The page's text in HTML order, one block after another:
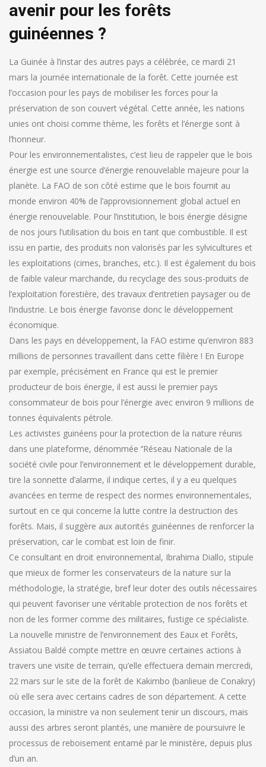
avenir pour les forêts
guinéennes ?
La Guinée à l’instar des autres pays a célébrée, ce mardi 21
mars la journée internationale de la forêt. Cette journée est
l’occasion pour les pays de mobiliser les forces pour la
préservation de son couvert végétal. Cette année, les nations
unies ont choisi comme thème, les forêts et l’énergie sont à
l’honneur.
Pour les environnementalistes, c’est lieu de rappeler que le bois
énergie est une source d’énergie renouvelable majeure pour la
planète. La FAO de son côté estime que le bois fournit au
monde environ 40% de l’approvisionnement global actuel en
énergie renouvelable. Pour l’institution, le bois énergie désigne
de nos jours l’utilisation du bois en tant que combustible. Il est
issu en partie, des produits non valorisés par les sylvicultures et
les exploitations (cimes, branches, etc.). Il est également du bois
de faible valeur marchande, du recyclage des sous-produits de
l’exploitation forestière, des travaux d’entretien paysager ou de
l’industrie. Le bois énergie favorise donc le développement
économique.
Dans les pays en développement, la FAO estime qu’environ 883
millions de personnes travaillent dans cette filière ! En Europe
par exemple, précisément en France qui est le premier
producteur de bois énergie, il est aussi le premier pays
consommateur de bois pour l’énergie avec environ 9 millions de
tonnes équivalents pétrole.
Les activistes guinéens pour la protection de la nature réunis
dans une plateforme, dénommée ‘’Réseau Nationale de la
société civile pour l’environnement et le développement durable,
tire la sonnette d’alarme, il indique certes, il y a eu quelques
avancées en terme de respect des normes environnementales,
surtout en ce qui concerne la lutte contre la destruction des
forêts. Mais, il suggère aux autorités guinéennes de renforcer la
préservation, car le combat est loin de finir.
Ce consultant en droit environnemental, Ibrahima Diallo, stipule
que mieux de former les conservateurs de la nature sur la
méthodologie, la stratégie, bref leur doter des outils nécessaires
qui peuvent favoriser une véritable protection de nos forêts et
non de les former comme des militaires, fustige ce spécialiste.
La nouvelle ministre de l’environnement des Eaux et Forêts,
Assiatou Baldé compte mettre en œuvre certaines actions à
travers une visite de terrain, qu’elle effectuera demain mercredi,
22 mars sur le site de la forêt de Kakimbo (banlieue de Conakry)
où elle sera avec certains cadres de son département. A cette
occasion, la ministre va non seulement tenir un discours, mais
aussi des arbres seront plantés, une manière de poursuivre le
processus de reboisement entamé par le ministère, depuis plus
d’un an.